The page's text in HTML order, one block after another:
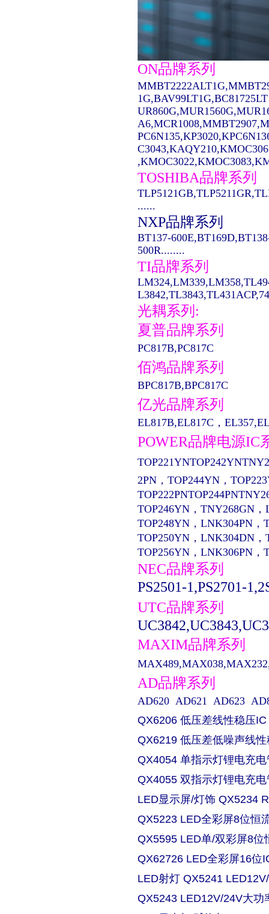
ON品牌系列
TOSHIBA品牌系列
......
NXP品牌系列
BT137-
500R........
TI品牌系列
光耦系列:
夏普品牌系列
PC817B,PC817C
佰鸿品牌系列
BPC817B,BPC817C
亿光品牌系列
EL817B,EL817C，
POWER品牌电源IC
2PN，TOP244YN，
TOP246YN，TNY268GN
TOP248YN，LNK304PN，
TOP250YN，LNK304DN，
TOP256YN，LNK306PN
NEC品牌系列
PS2501-1,PS2701-
UTC品牌系列
MAXIM品牌系列
AD品牌系列
AD620 AD621 AD623
QX6206 低压差线性稳压IC
QX6219 低压差低噪声线
QX4054 单指示灯锂电充
QX4055 双指示灯锂电充
LED显示屏/灯饰 QX5234
QX5223 LED全彩屏8位恒
QX5595 LED单/双彩屏8位
QX62726 LED全彩屏16位
LED射灯 QX5241
QX5243 LED12V/24V大